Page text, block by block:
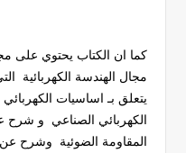
كما ان الكتاب يحتوي على
مجال الهندسة الكهربائية
يتعلق بـ اساسيات
الكهربائي الصناعي و شرح
المقاومة الضوئية وشرح عن